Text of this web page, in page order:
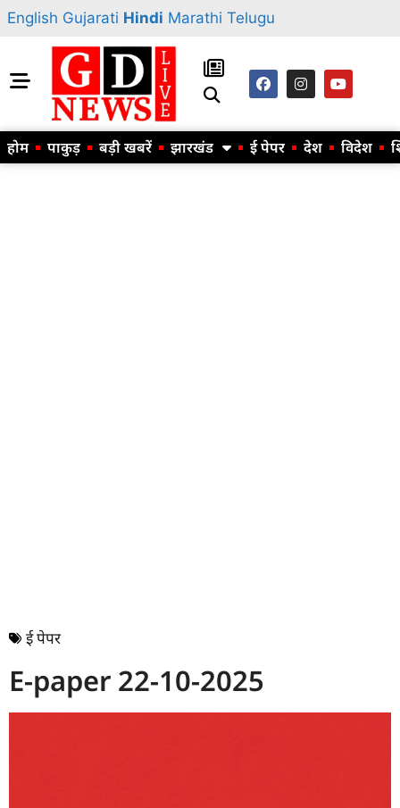
English Gujarati Hindi Marathi Telugu
होम पाकुड़ बड़ी खबरें झारखंड ई पेपर देश विदेश
ई पेपर
E-paper 22-10-2025